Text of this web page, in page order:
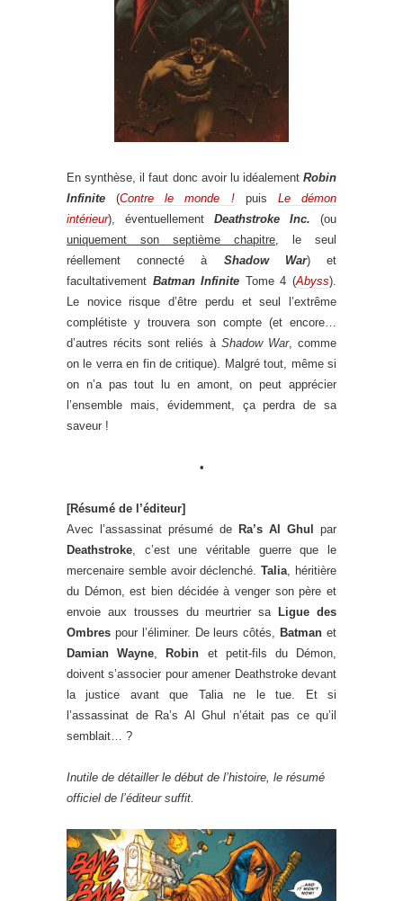
En synthèse, il faut donc avoir lu idéalement Robin
Infinite (Contre le monde !puis Le démon
intérieur), éventuellement Deathstroke Inc. (ou
uniquement son septième chapitre, le seul
réellement connecté à Shadow War) et
facultativement Batman Infinite Tome 4 (Abyss).
Le novice risque d’être perdu et seul l’extrême
complétiste y trouvera son compte (et encore…
d’autres récits sont reliés à Shadow War, comme
on le verra en fin de critique). Malgré tout, même si
on n’a pas tout lu en amont, on peut apprécier
l’ensemble mais, évidemment, ça perdra de sa
saveur !
•
[Résumé de l’éditeur]
Avec l’assassinat présumé de Ra’s Al Ghul
par
Deathstroke, c’est une véritable guerre que le
mercenaire semble avoir déclenché.Talia, héritière
du Démon, est bien décidée à venger son père et
envoie aux trousses du meurtrier sa Ligue des
Ombres pour l’éliminer. De leurs côtés, Batman et
Damian Wayne, Robin et petit-fils du Démon,
doivent s’associer pour amener Deathstroke devant
la justice avant que Talia ne le tue. Et si
l’assassinat de Ra’s Al Ghul n’était pas ce qu’il
semblait… ?
Inutile de détailler le début de l’histoire, le résumé
officiel de l’éditeur suffit.